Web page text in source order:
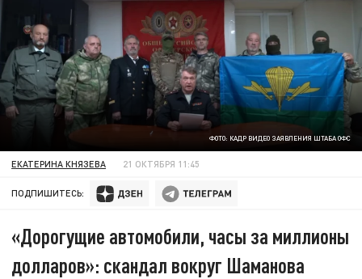
ФОТО: КАДР ВИДЕО ЗАЯВЛЕНИЯ ШТАБА ОФС
ЕКАТЕРИНА КНЯЗЕВА 21 ОКТЯБРЯ 11:45
ПОДПИШИТЕСЬ:
«Дорогущие автомобили, часы за миллионы
долларов»: скандал вокруг Шаманова